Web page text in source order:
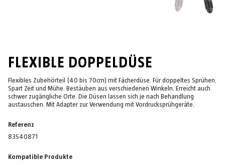
FLEXIBLE DOPPELDÜSE
Flexibles Zubehörteil (40 bis 70cm) mit Fächerdüse. Für doppeltes Sprühen.
Spart Zeit und Mühe. Bestäuben aus verschiedenen Winkeln. Erreicht auch
schwer zugängliche Orte. Die Düsen lassen sich je nach Behandlung
austauschen. Mit Adapter zur Verwendung mit Vordrucksprühgeräte.
Referenz
83540871
Kompatible Produkte